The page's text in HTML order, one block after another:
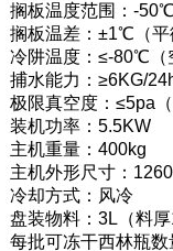
搁板温度范围：-
搁板温差：±1℃（平
冷阱温度：≤-80℃（
捕水能力：≥6KG/
极限真空度：≤5pa
装机功率：5.5KW
主机重量：400kg
主机外形尺寸：
冷却方式：风冷
盘装物料：3L（料
每批可冻干西林瓶数